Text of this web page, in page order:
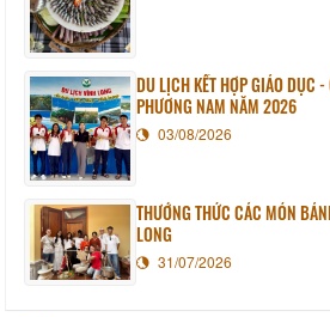
DU LỊCH KẾT HỢP GIÁO DỤC
PHƯƠNG NAM NĂM 2026
03/08/2026
THƯỞNG THỨC CÁC MÓN
LONG
31/07/2026